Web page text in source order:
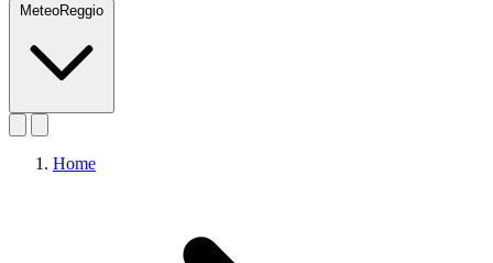
MeteoReggio
Home